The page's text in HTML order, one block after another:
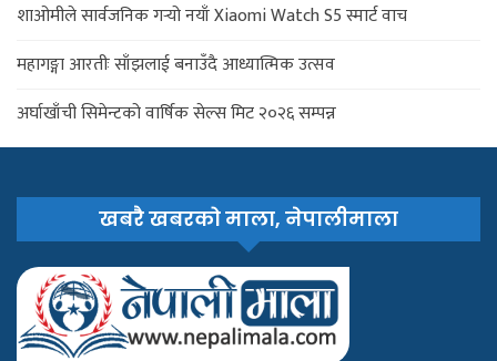
शाओमीले सार्वजनिक गर्‍यो नयाँ Xiaomi Watch S5 स्मार्ट वाच
महागङ्गा आरतीः साँझलाई बनाउँदै आध्यात्मिक उत्सव
अर्घाखाँची सिमेन्टको वार्षिक सेल्स मिट २०२६ सम्पन्न
खबरै खबरको माला, नेपालीमाला